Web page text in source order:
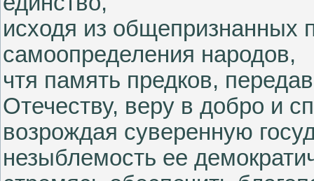
исходя из общепризнанных
самоопределения народов,
чтя память предков,
Отечеству, веру в добро и
возрождая суверенную
незыблемость ее